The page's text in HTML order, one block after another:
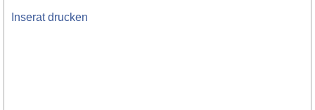
Inserat drucken